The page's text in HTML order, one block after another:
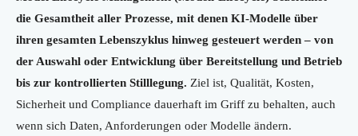
die Gesamtheit aller Prozesse, mit denen KI-Modelle über
ihren gesamten Lebenszyklus hinweg gesteuert werden – von
der Auswahl oder Entwicklung über Bereitstellung und Betrieb
bis zur kontrollierten Stilllegung. Ziel ist, Qualität, Kosten,
Sicherheit und Compliance dauerhaft im Griff zu behalten, auch
wenn sich Daten, Anforderungen oder Modelle ändern.